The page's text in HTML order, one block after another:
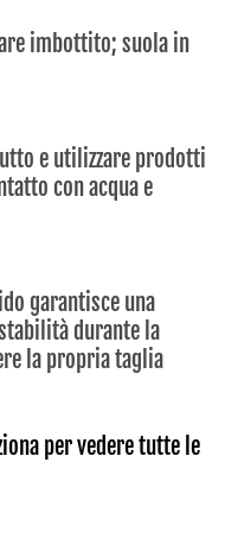
imbottito; suola in
e utilizzare prodotti
con acqua e
garantisce una
durante la
la propria taglia
per vedere tutte le